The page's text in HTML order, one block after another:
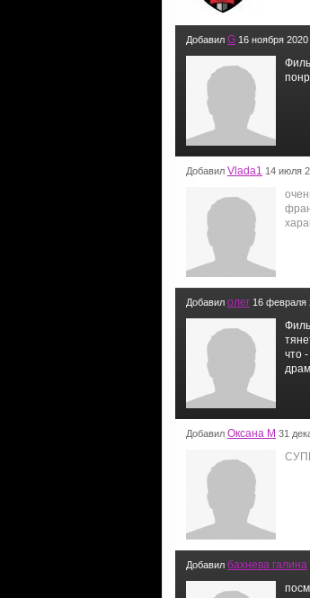
Добавил G 16 ноября
Добавил Vlada1 14 июля
Добавил олег 16 февраля
что
Добавил Оксана М 31
Добавил бахнева галина